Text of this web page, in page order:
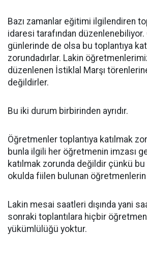
Bazı zamanlar eğitimi ilgilendiren
idaresi tarafından
günlerinde de olsa bu toplantıya
zorundadırlar. Lakin
düzenlenen İstiklal Marşı
değildirler.
Bu iki durum birbirinden ayrıdır.
Öğretmenler toplantıya katılmak
bunla ilgili her öğretmenin imzası
katılmak zorunda değildir çünkü
okulda fiilen bulunan öğretmenlerin
Lakin mesai saatleri dışında yani
sonraki toplantılara hiçbir
yükümlülüğü yoktur.